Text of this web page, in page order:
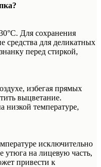
Для сохранения
для деликатных
перед стиркой,
избегая прямых
выцветание.
температуре,
исключительно
утюга на лицевую часть,
привести к